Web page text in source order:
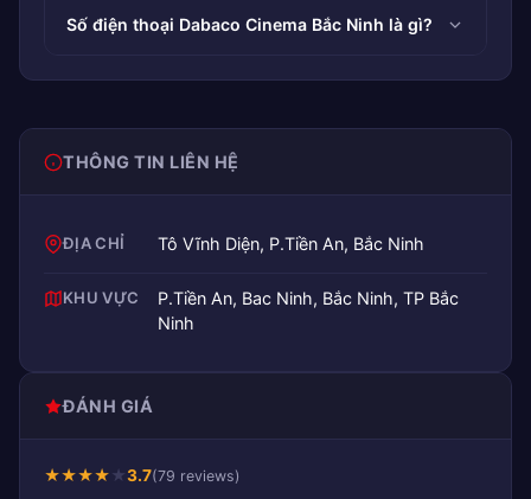
Số điện thoại Dabaco Cinema Bắc Ninh là gì?
THÔNG TIN LIÊN HỆ
ĐỊA CHỈ Tô Vĩnh Diện, P.Tiền An, Bắc Ninh
KHU VỰC
P.Tiền An, Bac Ninh, Bắc Ninh, TP Bắc
Ninh
ĐÁNH GIÁ
★★★★★3.7(79 reviews)